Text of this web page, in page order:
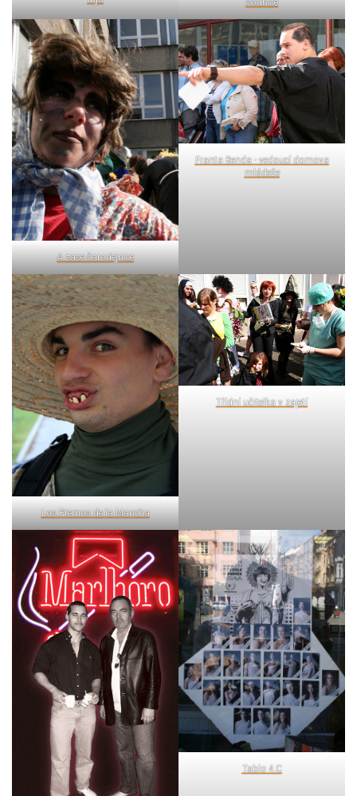
A zase čarodejnice
Franta Benda - vedoucí domova
mládeže
Los Premos de la Mancha
Třídní učitelka v zajetí
Tablo 4.C